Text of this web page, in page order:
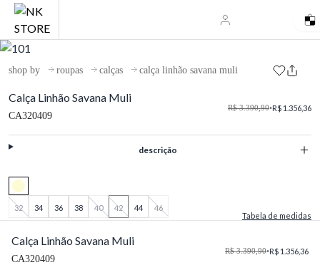
shop by roupas calças calça linhão savana muli
Calça Linhão Savana Muli
CA320409
R$ 3.390,90•R$ 1.356,36
descrição
32 34 36 38 40 42 44
46
Tabela de medidas
Calça Linhão Savana Muli
CA320409
R$ 3.390,90•R$ 1.356,36